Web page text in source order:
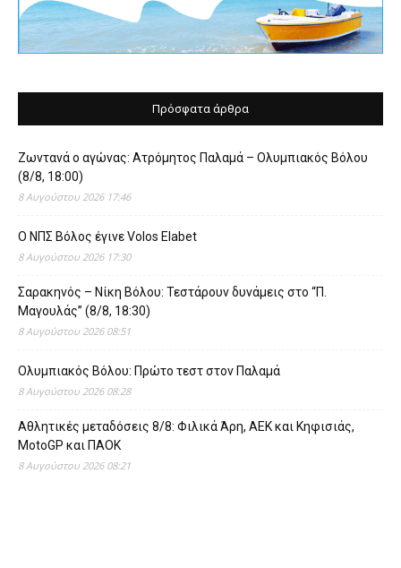
Πρόσφατα άρθρα
Ζωντανά ο αγώνας: Ατρόμητος Παλαμά – Ολυμπιακός Βόλου
(8/8, 18:00)
8 Αυγούστου 2026 17:46
O ΝΠΣ Βόλος έγινε Volos Elabet
8 Αυγούστου 2026 17:30
Σαρακηνός – Νίκη Βόλου: Τεστάρουν δυνάμεις στο “Π.
Μαγουλάς” (8/8, 18:30)
8 Αυγούστου 2026 08:51
Ολυμπιακός Βόλου: Πρώτο τεστ στον Παλαμά
8 Αυγούστου 2026 08:28
Αθλητικές μεταδόσεις 8/8: Φιλικά Άρη, ΑΕΚ και Κηφισιάς,
MotoGP και ΠΑΟΚ
8 Αυγούστου 2026 08:21